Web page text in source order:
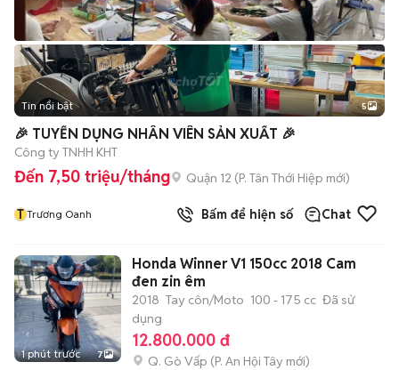
Tin nổi bật 5
🎉 TUYỂN DỤNG NHÂN VIÊN SẢN XUẤT 🎉
Công ty TNHH KHT
Đến 7,50 triệu/tháng Quận 12 (P. Tân Thới Hiệp mới)
T Trương Oanh Bấm để hiện số Chat
1 phút trước 7
Honda Winner V1 150cc 2018 Cam
đen zin êm
2018 Tay côn/Moto 100 - 175 cc Đã sử
dụng
12.800.000 đ
Q. Gò Vấp (P. An Hội Tây mới)